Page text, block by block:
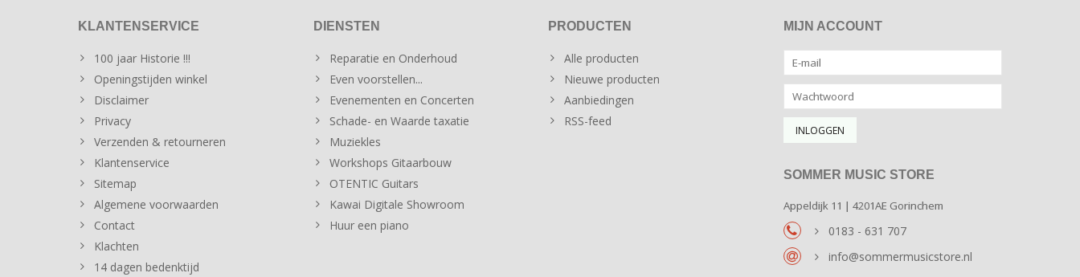
KLANTENSERVICE
100 jaar Historie !!!
Openingstijden winkel
Disclaimer
Privacy
Verzenden & retourneren
Klantenservice
Sitemap
Algemene voorwaarden
Contact
Klachten
14 dagen bedenktijd
DIENSTEN
Reparatie en Onderhoud
Even voorstellen...
Evenementen en Concerten
Schade- en Waarde taxatie
Muziekles
Workshops Gitaarbouw
OTENTIC Guitars
Kawai Digitale Showroom
Huur een piano
PRODUCTEN
Alle producten
Nieuwe producten
Aanbiedingen
RSS-feed
MIJN ACCOUNT
SOMMER MUSIC STORE
Appeldijk 11 | 4201AE Gorinchem
0183 - 631 707
info@sommermusicstore.nl